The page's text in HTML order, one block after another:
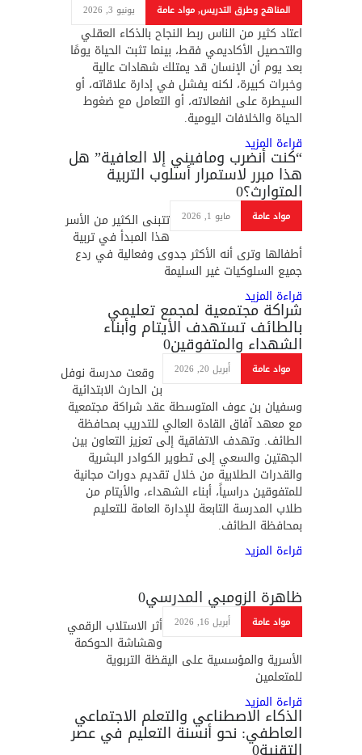
المناهج وطرق التدريس,مواد عامة يونيو 3, 2026
اعتاد كثير من الناس ربط النجاح بالذكاء العقلي
والتحصيل الأكاديمي فقط، بينما تثبت الحياة يومًا
بعد يوم أن الإنسان قد يمتلك شهادات عالية
وخبرات كبيرة، لكنه يفشل في إدارة علاقاته، أو
السيطرة على انفعالاته، أو التعامل مع ضغوط
الحياة والخلافات اليومية.
قراءة المزيد
“كنت أنضرب ومافيني إلا العافية” هل
هذا مبرر لاستمرار أسلوب التربية
المتوارث؟0
مواد عامة مايو 1, 2026 تتبنى الكثير من الأسر
هذا المبدأ في تربية
أطفالها وترى أنه الأكثر جدوى وفعالية في ردع
جميع السلوكيات غير السليمة
قراءة المزيد
شراكة مجتمعية لمجمع تعليمي
بالطائف تستهدف الأيتام وأبناء
الشهداء والمتفوقين0
مواد عامة أبريل 20, 2026 وقعت مدرسة نوفل
بن الحارث الابتدائية
وسفيان بن عوف المتوسطة عقد شراكة مجتمعية
مع معهد آفاق القادة العالي للتدريب بمحافظة
الطائف. وتهدف الاتفاقية إلى تعزيز التعاون بين
الجهتين والسعي إلى تطوير الكوادر البشرية
والقدرات الطلابية من خلال تقديم دورات مجانية
للمتفوقين دراسياً، أبناء الشهداء، والأيتام من
طلاب المدرسة التابعة للإدارة العامة للتعليم
بمحافظة الطائف.
قراءة المزيد
ظاهرة الزومبي المدرسي0
مواد عامة أبريل 16, 2026 أثر الاستلاب الرقمي
وهشاشة الحوكمة
الأسرية والمؤسسية على اليقظة التربوية
للمتعلمين
قراءة المزيد
الذكاء الاصطناعي والتعلم الاجتماعي
العاطفي: نحو أنسنة التعليم في عصر